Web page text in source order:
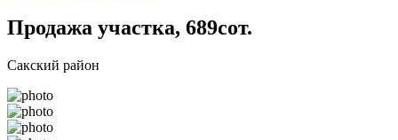
Продажа участка, 689сот.
Сакский район